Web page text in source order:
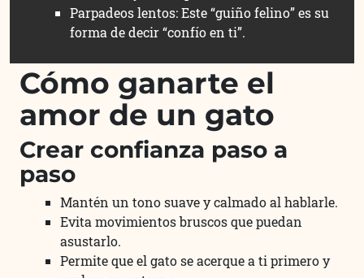
Parpadeos lentos: Este “guiño felino” es su
forma de decir “confío en ti”.
Cómo ganarte el
amor de un gato
Crear confianza paso a
paso
Mantén un tono suave y calmado al hablarle.
Evita movimientos bruscos que puedan
asustarlo.
Permite que el gato se acerque a ti primero y